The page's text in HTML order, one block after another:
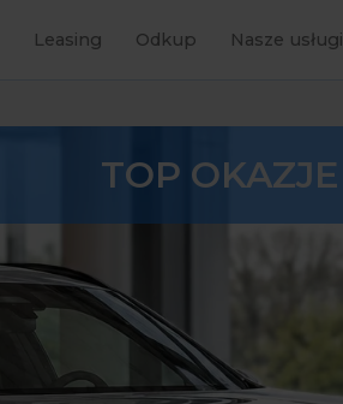
Leasing Odkup Nasze usługi
TOP OKAZJE